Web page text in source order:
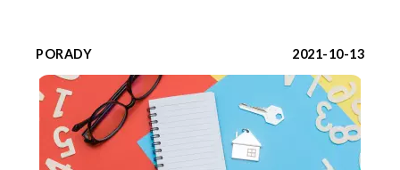
PORADY 2021-10-13